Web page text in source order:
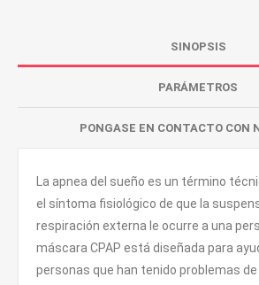
SINOPSIS
PARÁMETROS
PONGASE EN CONTACTO CON
La apnea del sueño es un término
el síntoma fisiológico de que la
respiración externa le ocurre a una
máscara CPAP está diseñada para
personas que han tenido problemas